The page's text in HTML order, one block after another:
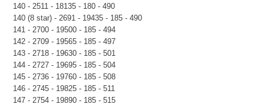
140 - 2511 - 18135 - 180 - 490
140 (8 star) - 2691 - 19435 - 185 - 490
141 - 2700 - 19500 - 185 - 494
142 - 2709 - 19565 - 185 - 497
143 - 2718 - 19630 - 185 - 501
144 - 2727 - 19695 - 185 - 504
145 - 2736 - 19760 - 185 - 508
146 - 2745 - 19825 - 185 - 511
147 - 2754 - 19890 - 185 - 515